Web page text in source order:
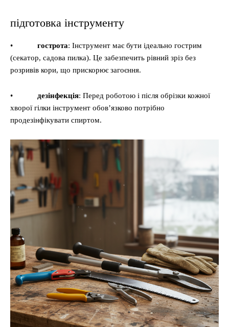
підготовка інструменту
• гострота: Інструмент має бути ідеально гострим
(секатор, садова пилка). Це забезпечить рівний зріз без
розривів кори, що прискорює загоєння.
• дезінфекція: Перед роботою і після обрізки кожної
хворої гілки інструмент обов’язково потрібно
продезінфікувати спиртом.